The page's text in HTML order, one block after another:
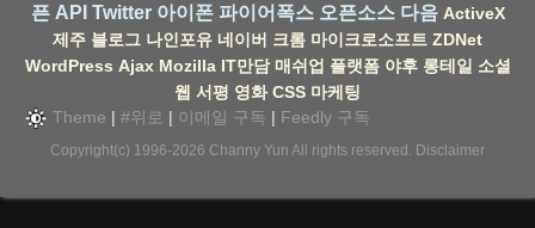
픈 API Twitter 아이폰 파이어폭스 오픈소스 다음 ActiveX
제주 블로그 나인포유 네이버 크롬 마이크로소프트 ZDNet
WordPress Ajax Mozilla IT만담 매쉬업 플랫폼 야후 롱테일 소셜
웹 서평 영화 CSS 마케팅
Theme | #위로 | 이메일 구독 | Feedly 구독
Copyright(c) 1996-2026 Channy Yun All rights reserved. Disclaimer